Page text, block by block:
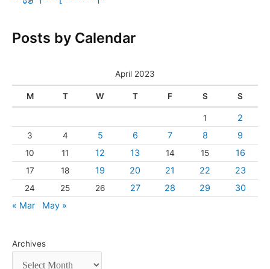
Posts by Calendar
April 2023
M T W T F S S
1 2
3 4 5 6 7 8 9
10 11 12 13 14 15 16
17 18 19 20 21 22 23
24 25 26 27 28 29
30
« Mar
May »
Archives